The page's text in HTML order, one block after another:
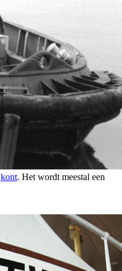
kont. Het wordt meestal een